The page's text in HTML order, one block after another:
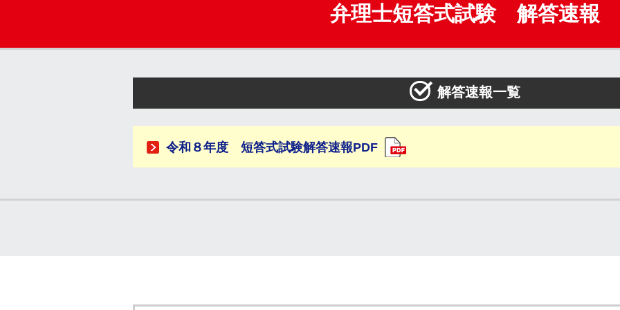
弁理士短答式試験 解答速報
解答速報一覧
令和８年度 短答式試験解答速報PDF